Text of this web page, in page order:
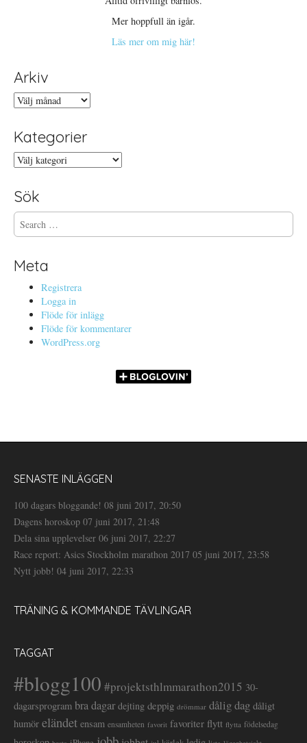
Mer hoppfull än igår.
Läs mer om mig här!
Arkiv
Arkiv
Kategorier
Kategorier
Sök
S
e
r
cMeta
Registrera
Logga in
Flöde för inlägg
Flöde för kommentarer
WordPress.org
SENASTE INLÄGGEN
100 dagars bloggande! 08 juni 2017, 20:50
Dagens horoskop 07 juni 2017, 21:48
Dela sina upplevelser 06 juni 2017, 22:27
Race report: Asics Stockholm marathon 2017 05 juni 2017, 23:58
Nytt jobb! 04 juni 2017, 22:33
TRÄNING & KOMMANDE TÄVLINGAR
TAGGAT
#blogg100 #projektsthlmmarathon2015 30-
dagarsprogram bra dagar dejting deppig drömmar dålig dag dåligt
humör eländet ensam ensamheten favorit favoriter flytt flytta födelsedag